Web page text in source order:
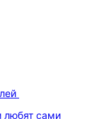
любят сами